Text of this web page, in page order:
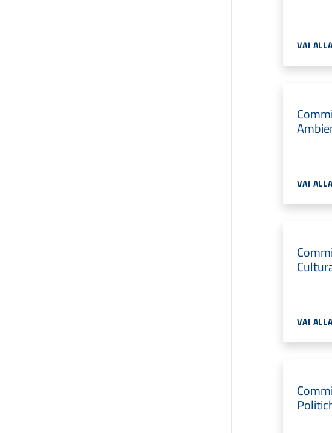
VAI
VAI
VAI